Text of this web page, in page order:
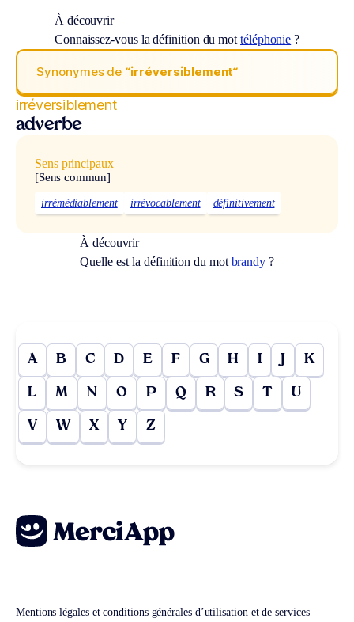
À découvrir
Connaissez-vous la définition du mot téléphonie ?
Synonymes de “irréversiblement“
irréversiblement
adverbe
Sens principaux
[Sens commun]
irrémédiablement irrévocablement définitivement
À découvrir
Quelle est la définition du mot brandy ?
A B C D E F G H I J K
L M N O P Q R S T U
V W X Y Z
Mentions légales et conditions générales d’utilisation et de services